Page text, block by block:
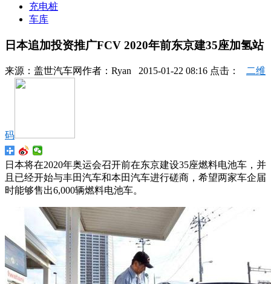
充电桩
车库
日本追加投资推广FCV 2020年前东京建35座加氢站
来源： 盖世汽车网作者： Ryan 2015-01-22 08:16 点击： 二维
码
日本将在2020年奥运会召开前在东京建设35座燃料电池车，并
且已经开始与丰田汽车和本田汽车进行磋商，希望两家车企届
时能够售出6,000辆燃料电池车。